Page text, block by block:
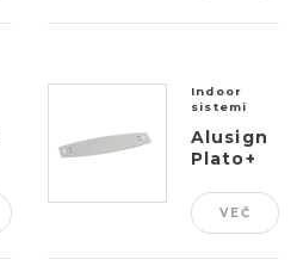
Indoor
sistemi
Alusign
Plato+
Flag)
VEČ